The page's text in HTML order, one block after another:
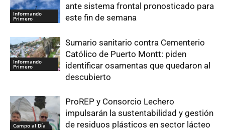
Informando
Primero
ante sistema frontal pronosticado para
este fin de semana
Informando
Primero
Sumario sanitario contra Cementerio
Católico de Puerto Montt: piden
identificar osamentas que quedaron al
descubierto
Campo al Día
ProREP y Consorcio Lechero
impulsarán la sustentabilidad y gestión
de residuos plásticos en sector lácteo